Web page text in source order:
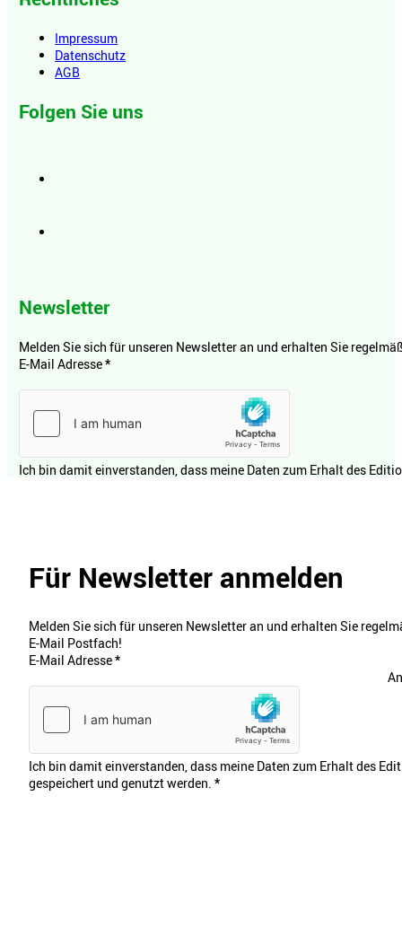
Impressum
Datenschutz
AGB
Folgen Sie uns
Newsletter
Melden Sie sich für unseren Newsletter an und erhalten Sie
E-Mail Adresse*
Ich bin damit einverstanden, dass meine Daten zum Erhalt des
Für Newsletter anmelden
Melden Sie sich für unseren Newsletter an und erhalten Sie
E-Mail Postfach!
E-Mail Adresse*
Ich bin damit einverstanden, dass meine Daten zum Erhalt des
gespeichert und genutzt werden. *